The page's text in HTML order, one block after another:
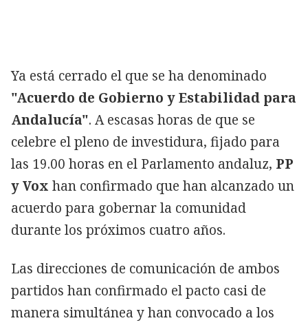
Ya está cerrado el que se ha denominado
"Acuerdo de Gobierno y Estabilidad para
Andalucía". A escasas horas de que se
celebre el pleno de investidura, fijado para
las 19.00 horas en el Parlamento andaluz, PP
y Vox han confirmado que han alcanzado un
acuerdo para gobernar la comunidad
durante los próximos cuatro años.
Las direcciones de comunicación de ambos
partidos han confirmado el pacto casi de
manera simultánea y han convocado a los